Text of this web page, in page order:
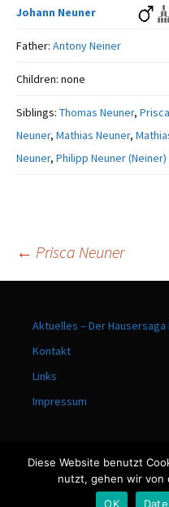
Johann Neuner
Father: Antony Neiner
Children: none
Siblings: Thomas Neuner,
Neuner, Mathias Neuner,
Neuner, Philipp Neuner (Neiner)
← Prisca Neuner
Aktuelles – Der Hausersaga
Kontakt
Links
Impressum
Stolz
Diese Website benutzt
nutzt, gehen wir von
OK